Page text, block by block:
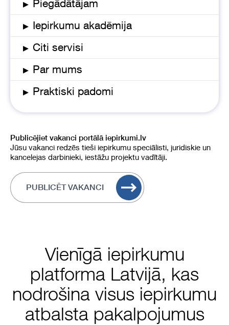
▸ Piegādātājam
▸ Iepirkumu akadēmija
▸ Citi servisi
▸ Par mums
▸ Praktiski padomi
Publicējiet vakanci portālā iepirkumi.lv
Jūsu vakanci redzēs tieši iepirkumu speciālisti, juridiskie un
kancelejas darbinieki, iestāžu projektu vadītāji.
PUBLICĒT VAKANCI
Vienīgā iepirkumu
platforma Latvijā, kas
nodrošina visus iepirkumu
atbalsta pakalpojumus